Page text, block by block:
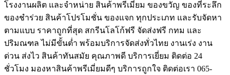
โรงงานผลิต และจำหน่าย สินค้าพรีเมี่ยม ของขวัญ ของที่ระลึก
ของชำร่วย สินค้าโปรโมชั่น ของแจก ทุกประเภท และรับจัดหา
ตามแบบ ราคาถูกที่สุด สกรีนโลโก้ฟรี จัดส่งฟรี กทม และ
ปริมณฑล ไม่มีขั้นต่ำ พร้อมบริการจัดส่งทั่วไทย งานเร่ง งาน
ด่วน ส่งไว สินค้าทันสมัย คุณภาพดี บริการเยี่ยม ติดต่อ 24
ชั่วโมง มองหาสินค้าพรีเมี่ยมดีๆ บริการถูกใจ ติดต่อเรา 065-